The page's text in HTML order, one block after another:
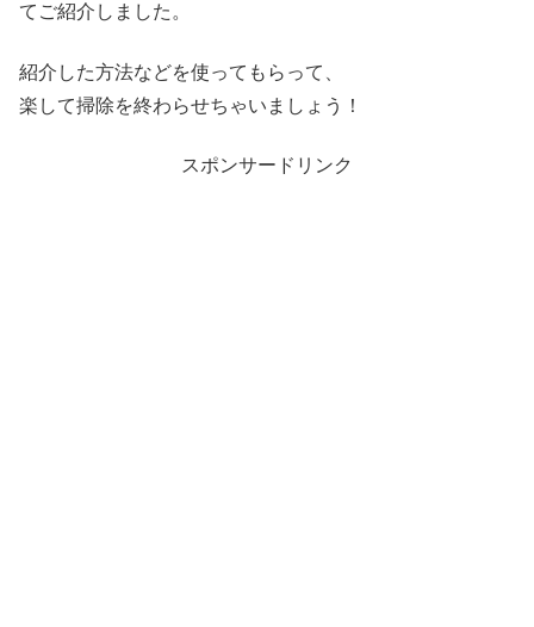
てご紹介しました。
紹介した方法などを使ってもらって、
楽して掃除を終わらせちゃいましょう！
スポンサードリンク